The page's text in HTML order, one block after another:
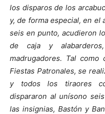
los disparos de los
y, de forma especial, en el
seis en punto, acudieron
de caja y
madrugadores. Tal como
Fiestas Patronales, se
y todos los tiraores
dispararon al unísono
las insignias, Bastón y